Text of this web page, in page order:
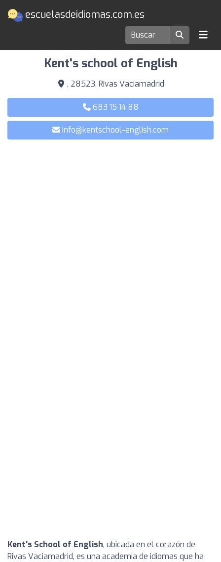
escuelasdeidiomas.com.es
Escuelas de idiomas en Rivas Vaciamadrid
Kent's school of English
, 28523, Rivas Vaciamadrid
683 15 14 88
info@kentschool-english.com
Kent's School of English, ubicada en el corazón de
Rivas Vaciamadrid, es una academia de idiomas que ha